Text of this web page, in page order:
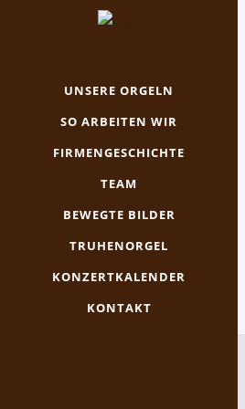
UNSERE ORGELN
SO ARBEITEN WIR
FIRMENGESCHICHTE
TEAM
BEWEGTE BILDER
TRUHENORGEL
KONZERTKALENDER
KONTAKT